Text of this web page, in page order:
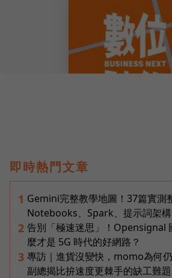
即時熱門文章
1 Gemini完整教學地圖！37篇實測
Notebooks、Spark、提示詞架
2 告別「極速迷思」！Opensignal
麼才是 5G 時代的好網路？
3 專訪｜進貨沒變快，momo為何
副總揭比拚速度更棘手的缺工難題